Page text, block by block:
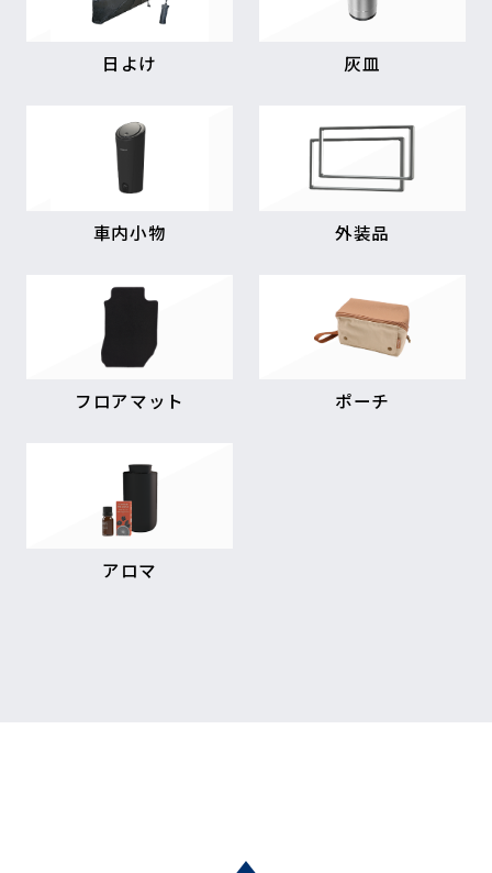
日よけ 灰皿
車内小物 外装品
フロアマット ポーチ
アロマ